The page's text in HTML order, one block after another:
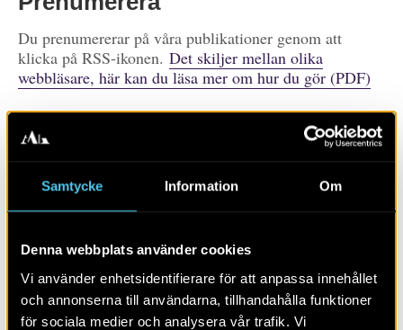
Samtycke Information Om
Denna webbplats använder cookies
Vi använder enhetsidentifierare för att anpassa innehållet
och annonserna till användarna, tillhandahålla funktioner
för sociala medier och analysera vår trafik. Vi
Du prenumererar på våra publikationer genom att
klicka på RSS-ikonen. Det skiljer mellan olika
webbläsare, här kan du läsa mer om hur du gör (PDF)
Populärvetenskap Rapporter Skola Övrigt